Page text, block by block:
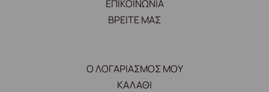
ΕΠΙΚΟΙΝΩΝΙΑ
ΒΡΕΙΤΕ ΜΑΣ
Ο ΛΟΓΑΡΙΑΣΜΟΣ ΜΟΥ
ΚΑΛΑΘΙ